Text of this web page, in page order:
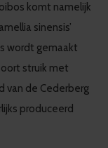
komt namelijk
sinensis’
wordt gemaakt
struik met
van de Cederberg
produceerd